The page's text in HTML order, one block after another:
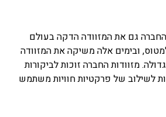
גם את המזוודה הדקה בעולם
ובימים אלה משיקה את המזוודה
מזוודות החברה זוכות לביקורות
לשילוב של פרקטיות חוויות משתמש